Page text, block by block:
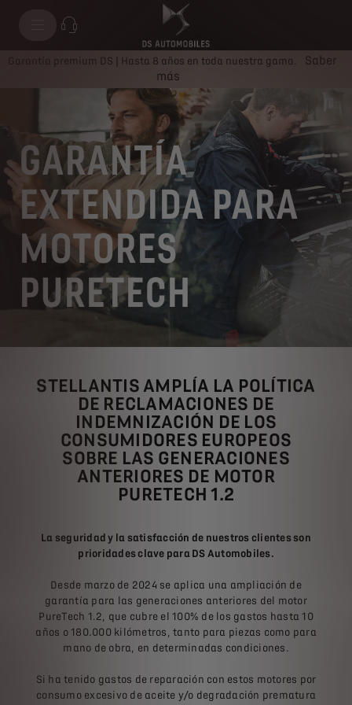
Garantía premium DS | Hasta 8 años en toda nuestra gama.
Saber
más
GARANTÍA
EXTENDIDA PARA
MOTORES
PURETECH
STELLANTIS AMPLÍA LA POLÍTICA
DE RECLAMACIONES DE
INDEMNIZACIÓN DE LOS
CONSUMIDORES EUROPEOS
SOBRE LAS GENERACIONES
ANTERIORES DE MOTOR
PURETECH 1.2
La seguridad y la satisfacción de nuestros clientes son
prioridades clave para DS Automobiles.
Desde marzo de 2024 se aplica una ampliación de
garantía para las generaciones anteriores del motor
PureTech 1.2, que cubre el 100% de los gastos hasta 10
años o 180.000 kilómetros, tanto para piezas como para
mano de obra, en determinadas condiciones.
Si ha tenido gastos de reparación con estos motores por
consumo excesivo de aceite y/o degradación prematura